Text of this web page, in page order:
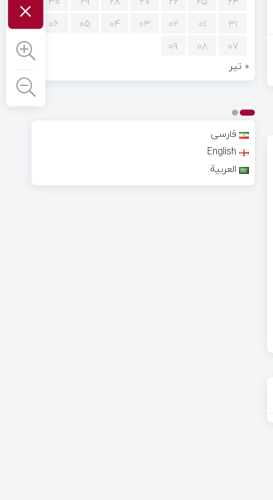
۳۱
۰۱ ۰۲ ۰۳ ۰۴ ۰۵
۰۶
۰۷
۰۸
۰۹
« تیر
فارسی
English
العربية
×